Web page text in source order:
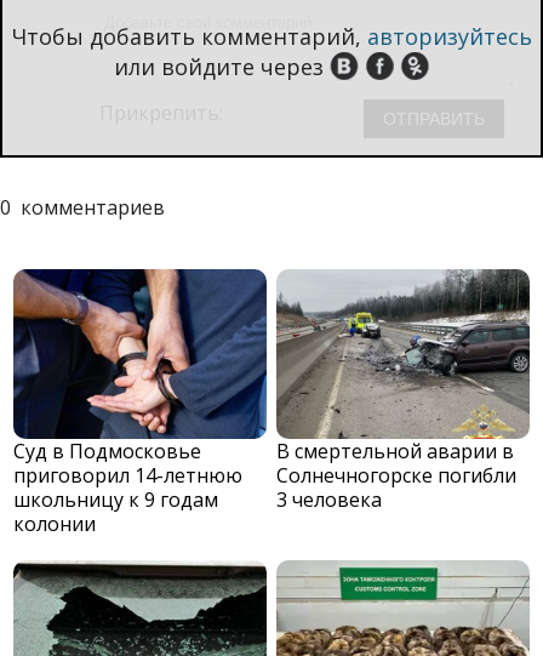
Чтобы добавить комментарий, авторизуйтесь
или войдите через
0 комментариев
Суд в Подмосковье
приговорил 14-летнюю
школьницу к 9 годам
колонии
В смертельной аварии в
Солнечногорске погибли
3 человека